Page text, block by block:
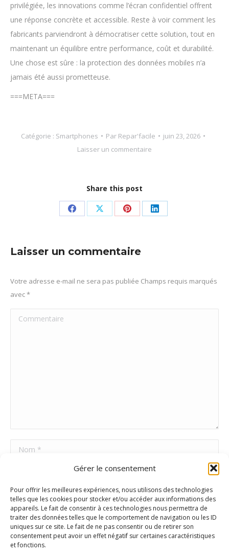
Gérer le consentement
Pour offrir les meilleures expériences, nous utilisons des technologies
telles que les cookies pour stocker et/ou accéder aux informations des
appareils. Le fait de consentir à ces technologies nous permettra de
traiter des données telles que le comportement de navigation ou les ID
uniques sur ce site. Le fait de ne pas consentir ou de retirer son
consentement peut avoir un effet négatif sur certaines caractéristiques
et fonctions.
privilégiée, les innovations comme l’écran confidentiel offrent
une réponse concrète et accessible. Reste à voir comment les
fabricants parviendront à démocratiser cette solution, tout en
maintenant un équilibre entre performance, coût et durabilité.
Une chose est sûre : la protection des données mobiles n’a
jamais été aussi prometteuse.
===META===
Catégorie : Smartphones Par Repar'facile
juin 23, 2026
Laisser un commentaire
Share this post
PartagerPartagerPartager
Pinterest
Partager
Laisser un commentaire
Votre adresse e-mail ne sera pas publiée Champs requis marqués
avec*
Commentaire
Nom *
Site Web
Poster commentaire